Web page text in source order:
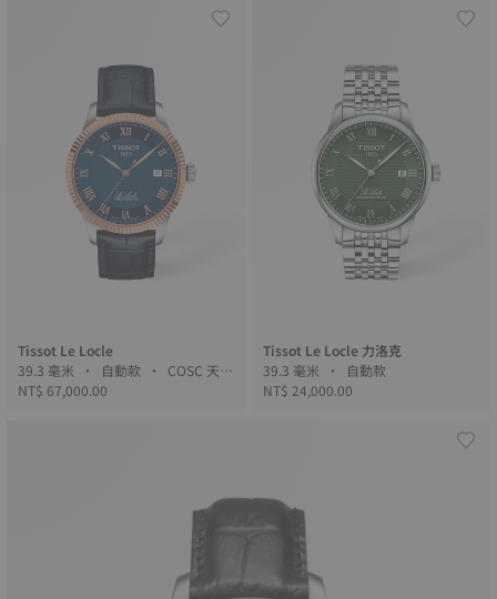
Tissot Le Locle
39.3 毫米 • 自動款 • COSC 天文
台認證 • 金
NT$ 67,000.00
Tissot Le Locle 力洛克
39.3 毫米 • 自動款
NT$ 24,000.00